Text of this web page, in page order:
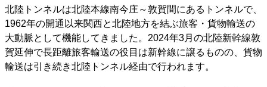
北陸トンネルは北陸本線南今庄～敦賀間にあるトンネルで、
1962年の開通以来関西と北陸地方を結ぶ旅客・貨物輸送の
大動脈として機能してきました。2024年3月の北陸新幹線敦
賀延伸で長距離旅客輸送の役目は新幹線に譲るものの、貨物
輸送は引き続き北陸トンネル経由で行われます。